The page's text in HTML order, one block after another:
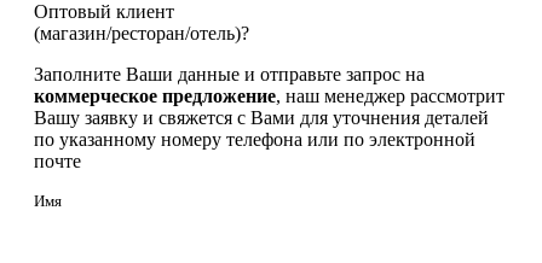
Оптовый клиент
(магазин/ресторан/отель)?
Заполните Ваши данные и отправьте запрос на
коммерческое предложение, наш менеджер рассмотрит
Вашу заявку и свяжется с Вами для уточнения деталей
по указанному номеру телефона или по электронной
почте
Имя